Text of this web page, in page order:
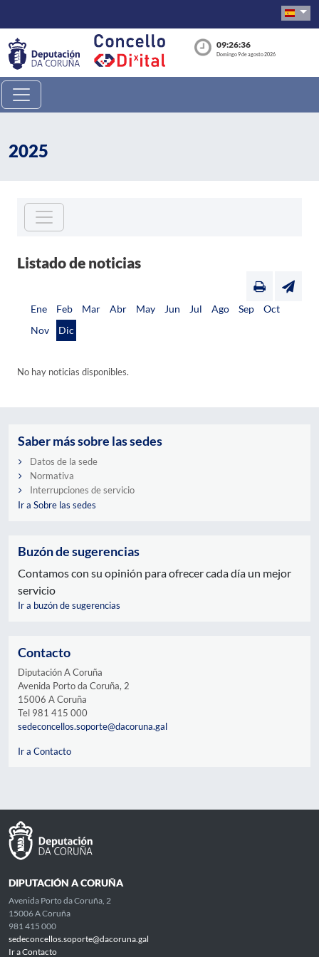
09:26:36
Domingo 9 de agosto 2026
2025
Listado de noticias
Ene Feb Mar Abr May Jun Jul Ago Sep
Oct
Nov
Dic
No hay noticias disponibles.
Saber más sobre las sedes
Datos de la sede
Normativa
Interrupciones de servicio
Ir a Sobre las sedes
Buzón de sugerencias
Contamos con su opinión para ofrecer cada día un mejor
servicio
Ir a buzón de sugerencias
Contacto
Diputación A Coruña
Avenida Porto da Coruña, 2
15006 A Coruña
Tel 981 415 000
sedeconcellos.soporte@dacoruna.gal
Ir a Contacto
DIPUTACIÓN A CORUÑA
Avenida Porto da Coruña, 2
15006 A Coruña
981 415 000
sedeconcellos.soporte@dacoruna.gal
Ir a Contacto